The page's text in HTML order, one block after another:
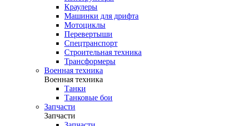
Краулеры
Машинки для дрифта
Мотоциклы
Перевертыши
Спецтранспорт
Строительная техника
Трансформеры
Военная техника
Военная техника
Танки
Танковые бои
Запчасти
Запчасти